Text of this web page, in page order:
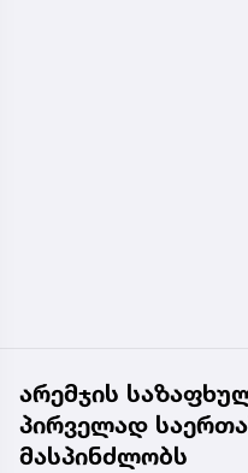
არემჯის
პირველად
მასპინძლობს